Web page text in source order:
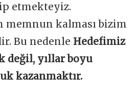
etmekteyiz.
kalması bizim
Bu nedenle Hedefimiz
değil, yıllar boyu
kazanmaktır.